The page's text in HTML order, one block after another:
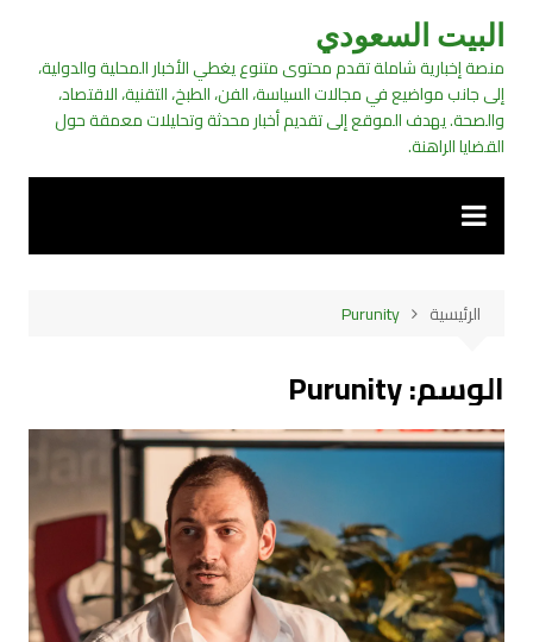
التجاوز
المحتوى
البيت السعودي
منصة إخبارية شاملة تقدم محتوى متنوع يغطي الأخبار المحلية والدولية،
إلى جانب مواضيع في مجالات السياسة، الفن، الطبخ، التقنية، الاقتصاد،
والصحة. يهدف الموقع إلى تقديم أخبار محدثة وتحليلات معمقة حول
القضايا الراهنة.
الرئيسية Purunity
الوسم:Purunity